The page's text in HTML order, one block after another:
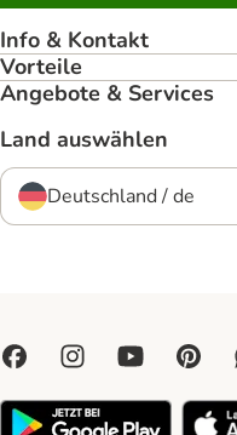
Info & Kontakt
Vorteile
Angebote & Services
Land auswählen
Deutschland / de